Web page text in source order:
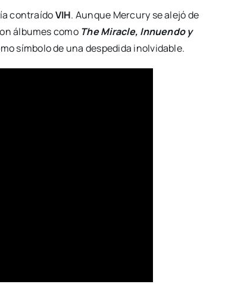
contraídoVIH. Aunque Mercury se alejó de
álbumes como The Miracle, Innuendo y
símbolo de una despedida inolvidable.